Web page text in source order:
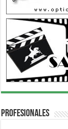
Profesionales